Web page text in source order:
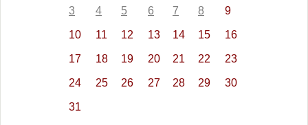
3 4 5 6 7 8 9
10 11 12 13 14 15 16
17 18 19 20 21 22 23
24 25 26 27 28 29 30
31